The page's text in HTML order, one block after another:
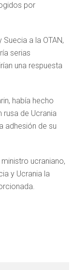
por
a la OTAN,
serias
una respuesta
había hecho
rusa de Ucrania
adhesión de su
ucraniano,
y Ucrania la